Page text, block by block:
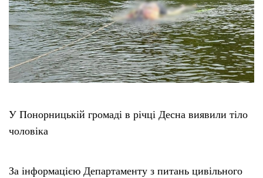
Редакційна політика
Етичний кодекс
Про нас
У Понорницькій громаді в річці Десна виявили тіло
чоловіка
За інформацією Департаменту з питань цивільного